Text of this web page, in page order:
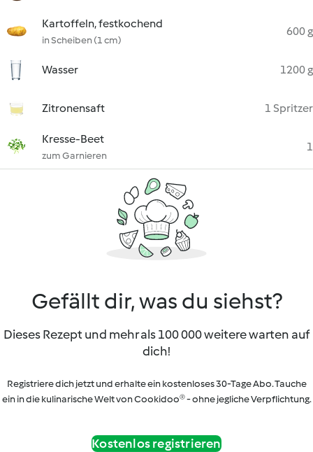
Kartoffeln, festkochend
in Scheiben (1 cm)
600 g
Wasser 1200 g
Zitronensaft 1 Spritzer
Kresse-Beet
zum Garnieren
1
Gefällt dir, was du siehst?
Dieses Rezept und mehr als 100 000 weitere warten auf
dich!
Registriere dich jetzt und erhalte ein kostenloses 30-Tage Abo. Tauche
ein in die kulinarische Welt von Cookidoo® - ohne jegliche Verpflichtung.
Kostenlos registrieren